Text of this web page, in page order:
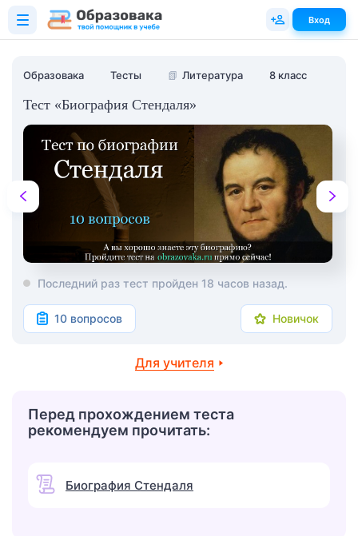
Образовака Тесты 📗 Литература 8 класс
Тест «Биография Стендаля»
Последний раз тест пройден 18 часов назад.
10 вопросов Новичок
Для учителя
Перед прохождением теста
рекомендуем прочитать:
Биография Стендаля
Вход